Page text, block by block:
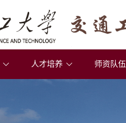
人才培养 师资队伍